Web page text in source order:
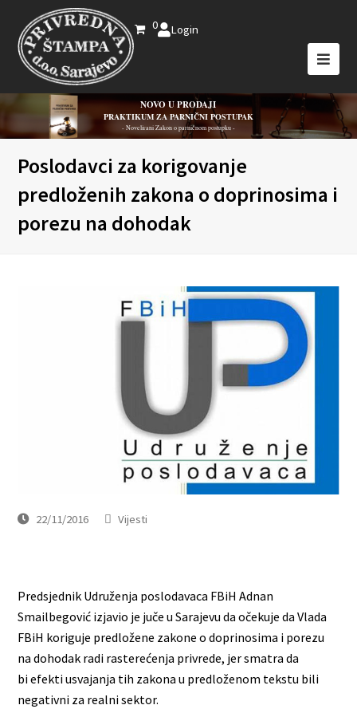
0 Login
NOVO U PRODAJI
PRAKTIKUM ZA PARNIČNI POSTUPAK
- Novelirani Zakon o parničnom postupku -
Poslodavci za korigovanje
predloženih zakona o doprinosima i
porezu na dohodak
22/11/2016 Vijesti
Predsjednik Udruženja poslodavaca FBiH Adnan
Smailbegović izjavio je juče u Sarajevu da očekuje da Vlada
FBiH koriguje predložene zakone o doprinosima i porezu
na dohodak radi rasterećenja privrede, jer smatra da
bi efekti usvajanja tih zakona u predloženom tekstu bili
negativni za realni sektor.